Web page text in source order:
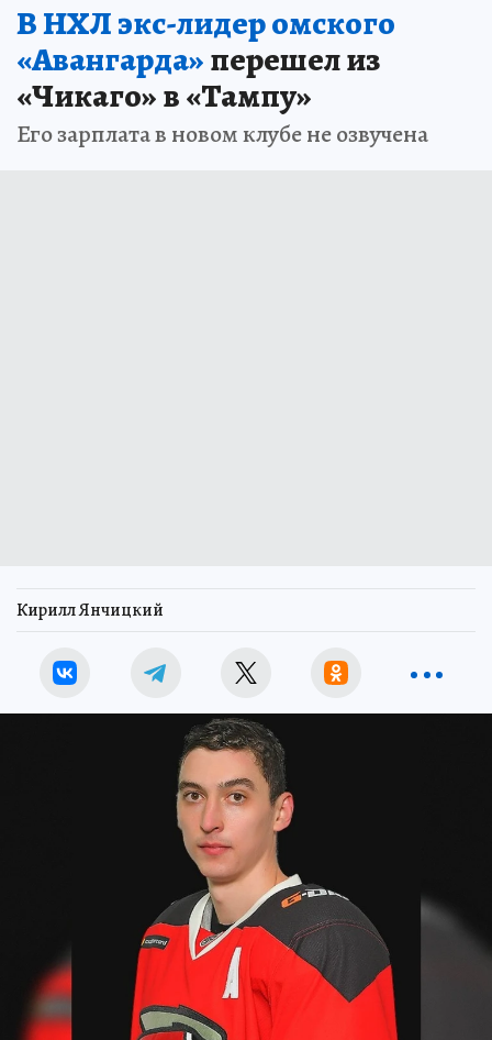
В НХЛ экс-лидер омского
«Авангарда»перешел из
«Чикаго» в «Тампу»
Его зарплата в новом клубе не озвучена
Кирилл Янчицкий